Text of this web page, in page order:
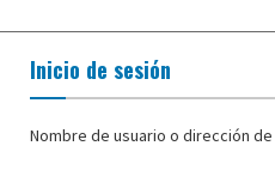
Inicio de sesión
Nombre de usuario o dirección